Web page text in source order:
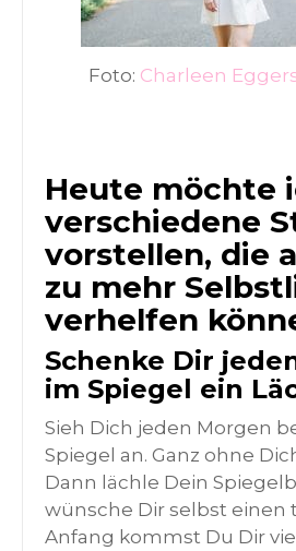
Foto: Charleen
Heute möchte
verschiedene
vorstellen, die
zu mehr
verhelfen
Schenke Dir
im Spiegel ein
Sieh Dich jeden Morgen
Spiegel an. Ganz ohne
Dann lächle Dein
wünsche Dir selbst einen
Anfang kommst Du Dir